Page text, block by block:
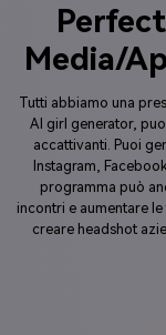
Media/
Tutti abbiamo una
AI girl generator,
accattivanti. Puoi
Instagram,
programma può
incontri e aumentare
creare headshot